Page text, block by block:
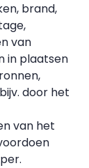
brand,
van
in plaatsen
door het
van het